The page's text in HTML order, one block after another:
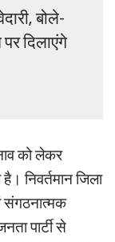
बोले-
दिलाएंगे
को लेकर
निवर्तमान जिला
पार्टी से